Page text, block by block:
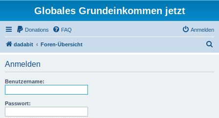
Globales Grundeinkommen jetzt
Donations FAQ Anmelden
dadabit Foren-Übersicht
Anmelden
Benutzername:
Passwort: